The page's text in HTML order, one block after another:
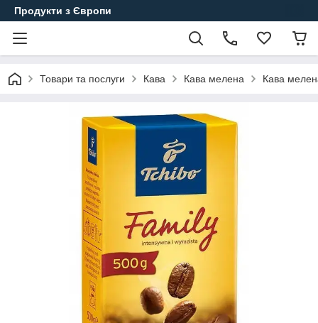
Продукти з Європи
Товари та послуги Кава Кава мелена Кава